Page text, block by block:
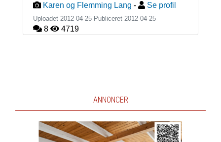
Karen og Flemming Lang - Se profil
Uploadet 2012-04-25 Publiceret 2012-04-25
8 4719
ANNONCER